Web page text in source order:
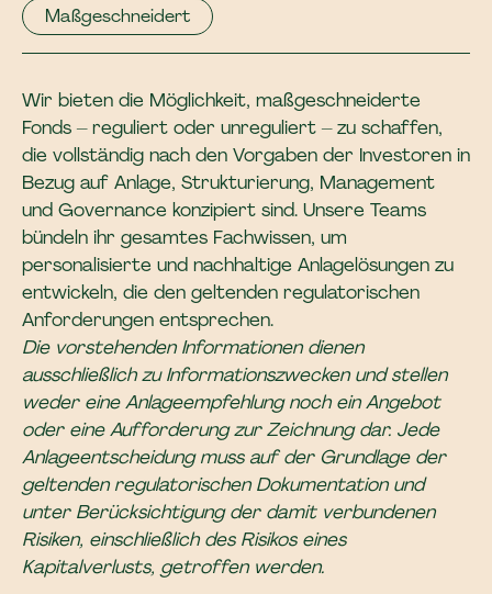
Maßgeschneidert
Wir bieten die Möglichkeit, maßgeschneiderte
Fonds – reguliert oder unreguliert – zu schaffen,
die vollständig nach den Vorgaben der Investoren in
Bezug auf Anlage, Strukturierung, Management
und Governance konzipiert sind. Unsere Teams
bündeln ihr gesamtes Fachwissen, um
personalisierte und nachhaltige Anlagelösungen zu
entwickeln, die den geltenden regulatorischen
Anforderungen entsprechen.
Die vorstehenden Informationen dienen
ausschließlich zu Informationszwecken und stellen
weder eine Anlageempfehlung noch ein Angebot
oder eine Aufforderung zur Zeichnung dar. Jede
Anlageentscheidung muss auf der Grundlage der
geltenden regulatorischen Dokumentation und
unter Berücksichtigung der damit verbundenen
Risiken, einschließlich des Risikos eines
Kapitalverlusts, getroffen werden.